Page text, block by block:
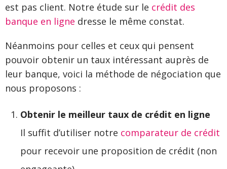
est pas client. Notre étude sur le crédit des
banque en ligne dresse le même constat.
Néanmoins pour celles et ceux qui pensent
pouvoir obtenir un taux intéressant auprès de
leur banque, voici la méthode de négociation que
nous proposons :
Obtenir le meilleur taux de crédit en ligne
Il suffit d’utiliser notre comparateur de crédit
pour recevoir une proposition de crédit (non